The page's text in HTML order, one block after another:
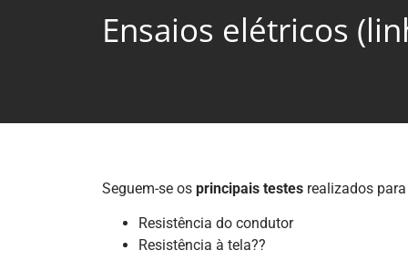
Ensaios elétricos
Seguem-se os principais testes realizados
Resistência do condutor
Resistência à tela??